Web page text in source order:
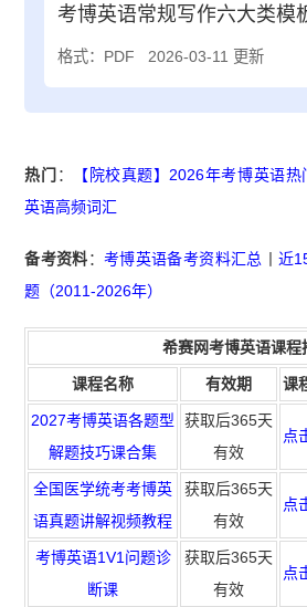
考博英语常规写作六大类模
格式：PDF 2026-03-11 更新
热门 ： 【院校真题】2026年考博英语
英语高频词汇
备考资料：考博英语备考资料汇总
近
题（2011-2026年）
希赛网考博英语课程
课程名称 有效期 课
2027考博英语各题型
解题技巧课合集
获取后365天
有效
点
全国医学统考考博英
语真题讲解视频教程
获取后365天
有效
点
考博英语1V1问题诊
断课
获取后365天
有效
点